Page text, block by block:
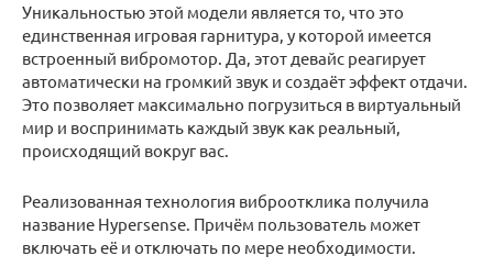
Уникальностью этой модели является то, что это
единственная игровая гарнитура, у которой имеется
встроенный вибромотор. Да, этот девайс реагирует
автоматически на громкий звук и создаёт эффект отдачи.
Это позволяет максимально погрузиться в виртуальный
мир и воспринимать каждый звук как реальный,
происходящий вокруг вас.
Реализованная технология виброотклика получила
название Hypersense. Причём пользователь может
включать её и отключать по мере необходимости.